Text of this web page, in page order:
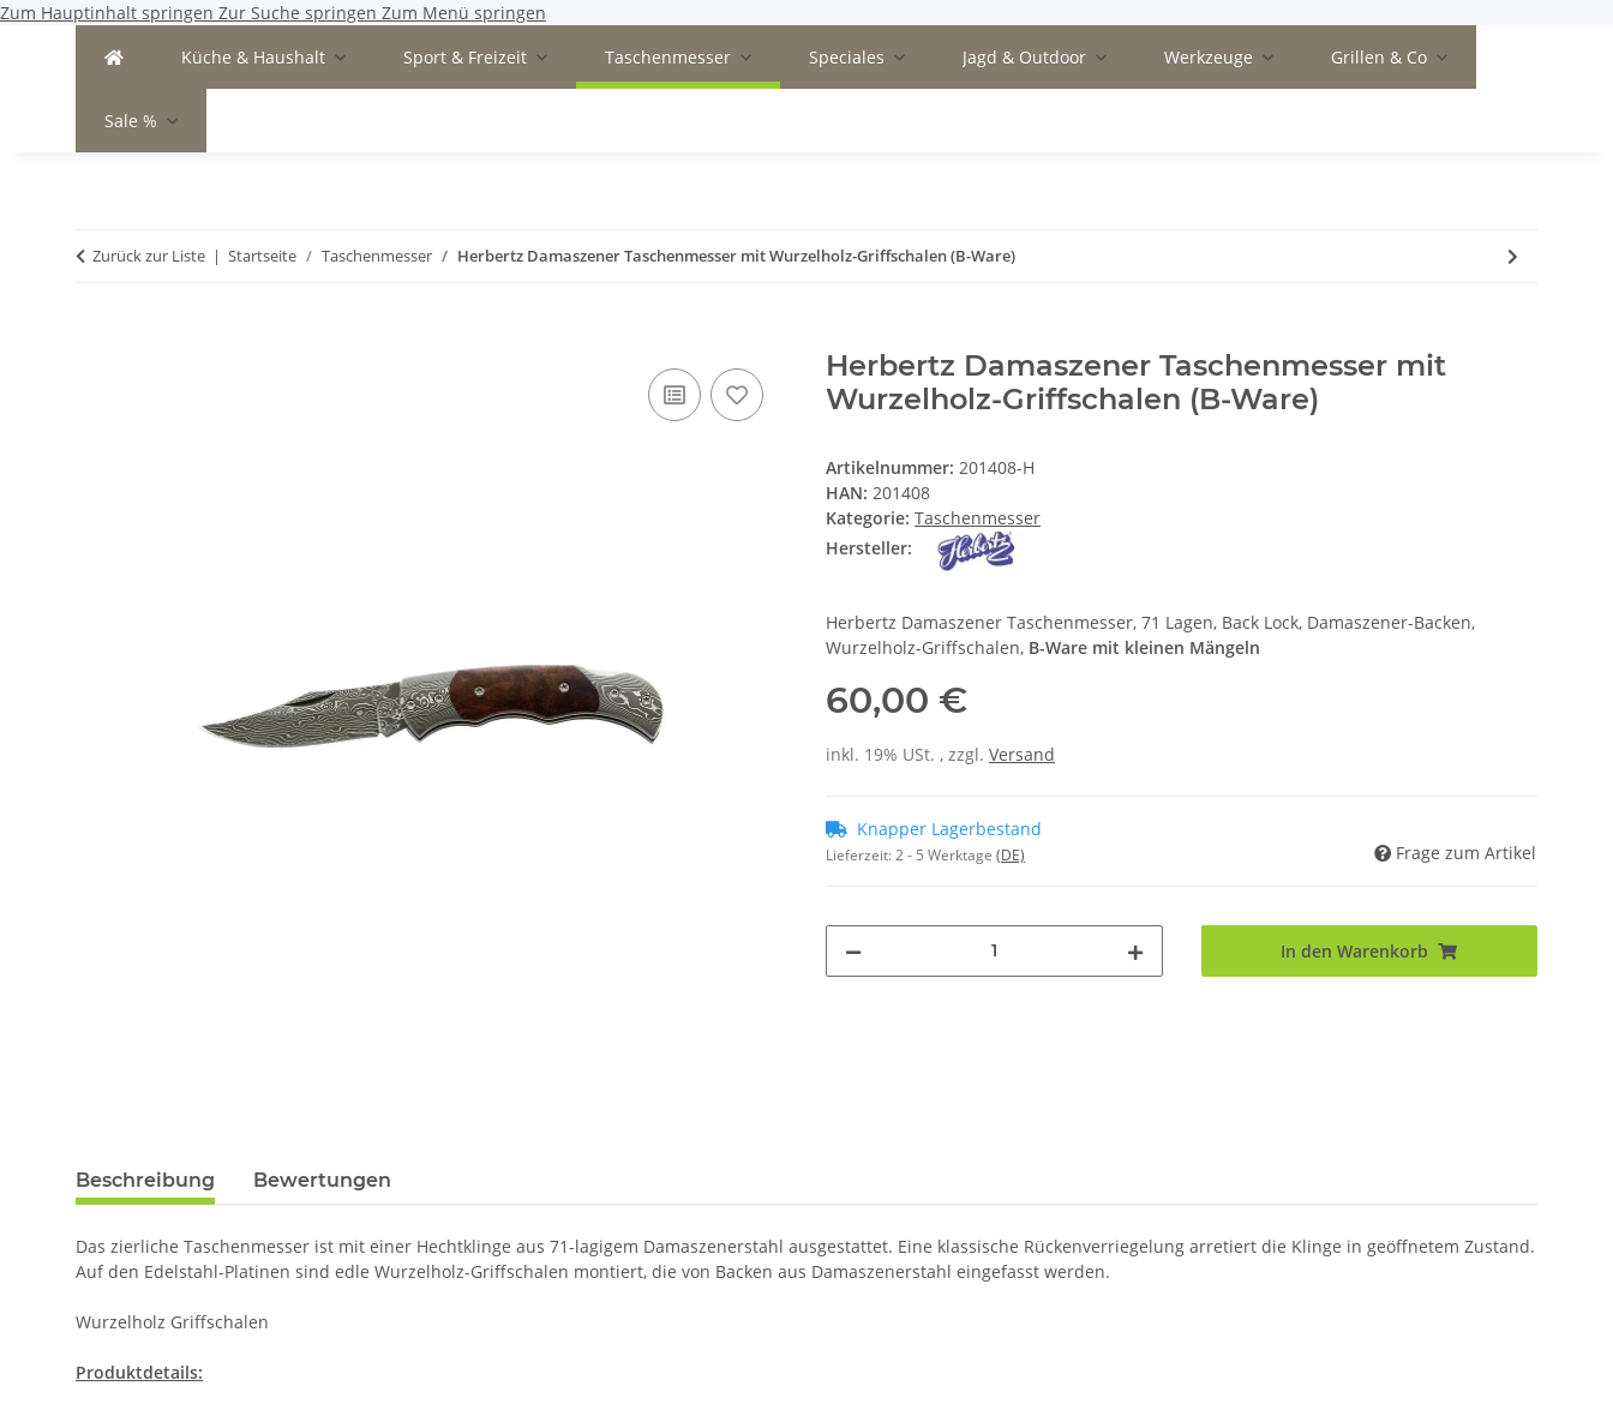
Zum Hauptinhalt springen Zur Suche springen Zum Menü springen
Küche & Haushalt
Sport & Freizeit Taschenmesser Speciales Jagd & Outdoor Werkzeuge Grillen & Co
Sale %
Zurück zur Liste Startseite Taschenmesser Herbertz Damaszener Taschenmesser mit Wurzelholz-Griffschalen (B-Ware)
Herbertz Damaszener Taschenmesser mit
Wurzelholz-Griffschalen (B-Ware)
Artikelnummer: 201408-H
HAN: 201408
Kategorie: Taschenmesser
Hersteller:
Herbertz Damaszener Taschenmesser, 71 Lagen, Back Lock, Damaszener-Backen,
Wurzelholz-Griffschalen, B-Ware mit kleinen Mängeln
60,00 €
inkl. 19% USt. , zzgl. Versand
Knapper Lagerbestand
Lieferzeit:2 - 5 Werktage (DE) Frage zum Artikel
In den Warenkorb
Beschreibung Bewertungen
Das zierliche Taschenmesser ist mit einer Hechtklinge aus 71-lagigem Damaszenerstahl ausgestattet. Eine klassische Rückenverriegelung arretiert die Klinge in geöffnetem Zustand.
Auf den Edelstahl-Platinen sind edle Wurzelholz-Griffschalen montiert, die von Backen aus Damaszenerstahl eingefasst werden.
Wurzelholz Griffschalen
Produktdetails: